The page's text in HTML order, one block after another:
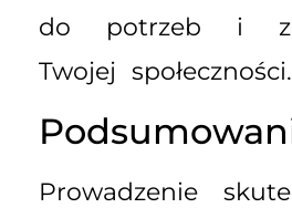
do potrzeb i
Twojej społeczności.
Prowadzenie